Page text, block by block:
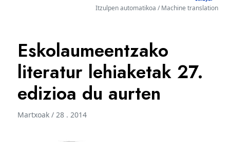
Itzulpen automatikoa / Machine translation
Eskolaumeentzako
literatur lehiaketak 27.
edizioa du aurten
Martxoak / 28 . 2014